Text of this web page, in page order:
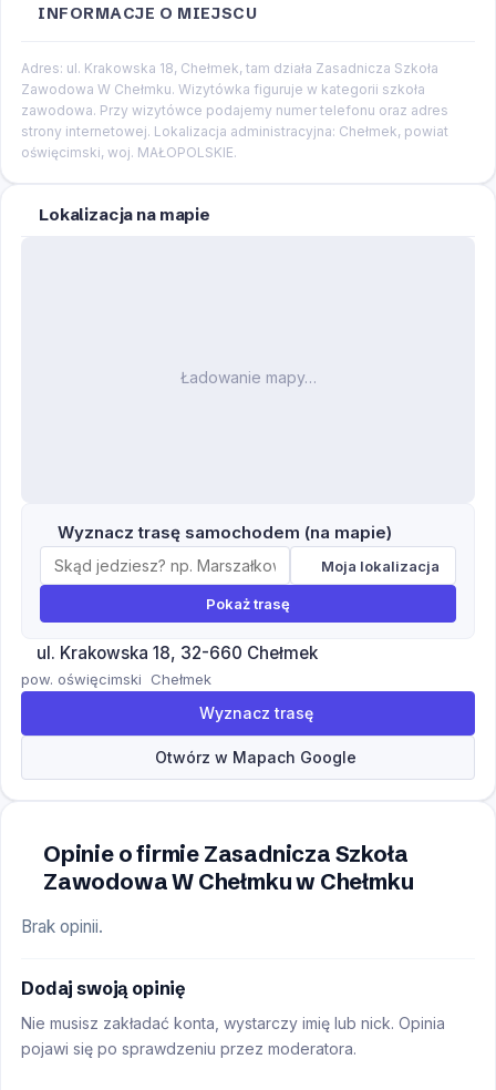
INFORMACJE O MIEJSCU
Adres: ul. Krakowska 18, Chełmek, tam działa Zasadnicza Szkoła
Zawodowa W Chełmku. Wizytówka figuruje w kategorii szkoła
zawodowa. Przy wizytówce podajemy numer telefonu oraz adres
strony internetowej. Lokalizacja administracyjna: Chełmek, powiat
oświęcimski, woj. MAŁOPOLSKIE.
Lokalizacja na mapie
Ładowanie mapy…
Wyznacz trasę samochodem (na mapie)
Moja lokalizacja
Pokaż trasę
ul. Krakowska 18, 32-660 Chełmek
pow. oświęcimski Chełmek
Wyznacz trasę
Otwórz w Mapach Google
Opinie o firmie Zasadnicza Szkoła
Zawodowa W Chełmku w Chełmku
Brak opinii.
Dodaj swoją opinię
Nie musisz zakładać konta, wystarczy imię lub nick. Opinia
pojawi się po sprawdzeniu przez moderatora.